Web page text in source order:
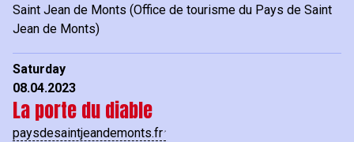
Saint Jean de Monts (Office de tourisme du Pays de Saint
Jean de Monts)
Saturday
08.04.2023
La porte du diable
paysdesaintjeandemonts.fr